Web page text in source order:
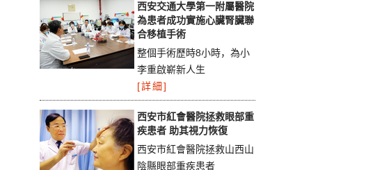
西安交通大學第一附屬醫院
為患者成功實施心臟腎臟聯
合移植手術
整個手術歷時8小時，為小
李重啟嶄新人生
[詳細]
西安市紅會醫院拯救眼部重
疾患者 助其視力恢復
西安市紅會醫院拯救山西山
陰縣眼部重疾患者